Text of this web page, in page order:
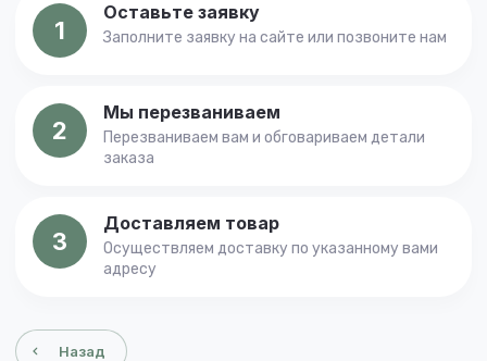
1
Оставьте заявку
Заполните заявку на сайте или позвоните нам
2
Мы перезваниваем
Перезваниваем вам и обговариваем детали
заказа
3
Доставляем товар
Осуществляем доставку по указанному вами
адресу
Назад